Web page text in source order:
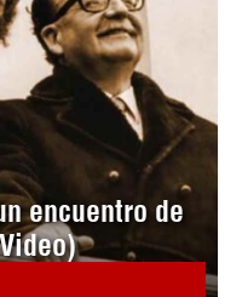
encuentro de